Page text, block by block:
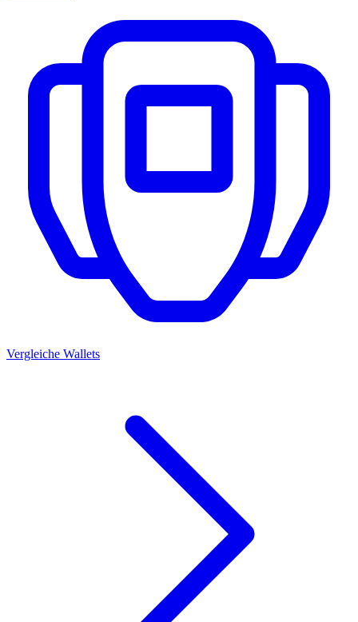
Vergleiche Wallets